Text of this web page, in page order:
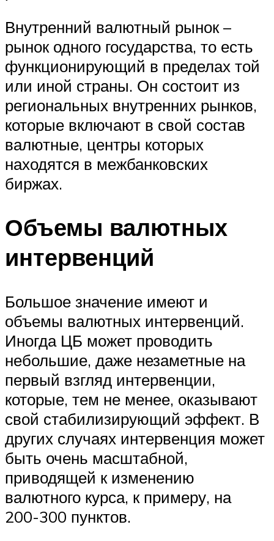
Внутренний валютный рынок –
рынок одного государства, то есть
функционирующий в пределах той
или иной страны. Он состоит из
региональных внутренних рынков,
которые включают в свой состав
валютные, центры которых
находятся в межбанковских
биржах.
Объемы валютных
интервенций
Большое значение имеют и
объемы валютных интервенций.
Иногда ЦБ может проводить
небольшие, даже незаметные на
первый взгляд интервенции,
которые, тем не менее, оказывают
свой стабилизирующий эффект. В
других случаях интервенция может
быть очень масштабной,
приводящей к изменению
валютного курса, к примеру, на
200-300 пунктов.